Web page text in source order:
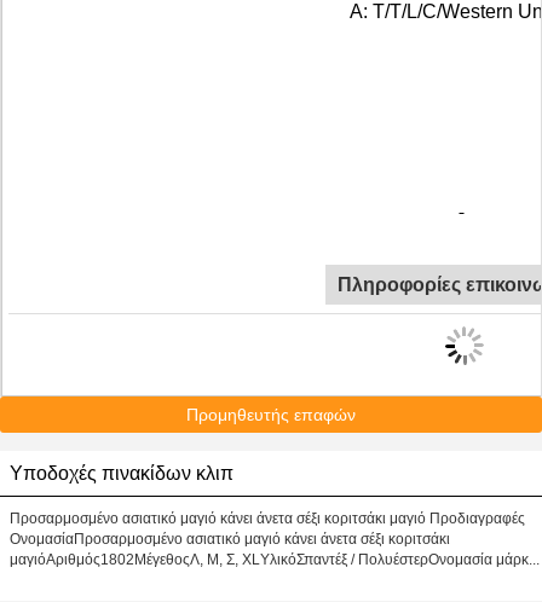
Α: T/T/L/C/Western
Πληροφορίες
Προμηθευτής επαφών
Υποδοχές πινακίδων κλιπ
Προσαρμοσμένο ασιατικό μαγιό κάνει άνετα σέξι κοριτσάκι μαγιό Προδιαγραφές
ΟνομασίαΠροσαρμοσμένο ασιατικό μαγιό κάνει άνετα σέξι κοριτσάκι
μαγιόΑριθμός1802ΜέγεθοςΛ, Μ, Σ, XLΥλικόΣπαντέξ / ΠολυέστερΟνομασία μάρκ...